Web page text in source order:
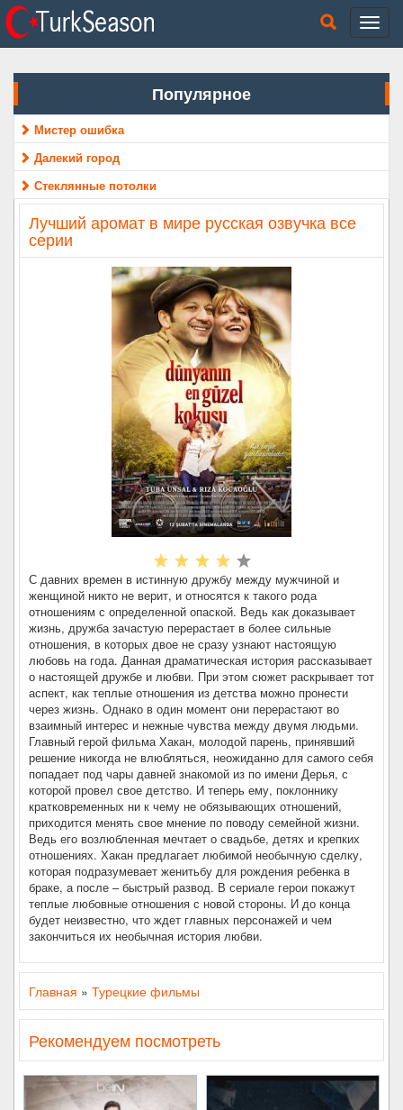
Популярное
Мистер ошибка
Далекий город
Стеклянные потолки
Лучший аромат в мире русская озвучка все
серии
С давних времен в истинную дружбу между мужчиной и
женщиной никто не верит, и относятся к такого рода
отношениям с определенной опаской. Ведь как доказывает
жизнь, дружба зачастую перерастает в более сильные
отношения, в которых двое не сразу узнают настоящую
любовь на года. Данная драматическая история рассказывает
о настоящей дружбе и любви. При этом сюжет раскрывает тот
аспект, как теплые отношения из детства можно пронести
через жизнь. Однако в один момент они перерастают во
взаимный интерес и нежные чувства между двумя людьми.
Главный герой фильма Хакан, молодой парень, принявший
решение никогда не влюбляться, неожиданно для самого себя
попадает под чары давней знакомой из по имени Дерья, с
которой провел свое детство. И теперь ему, поклоннику
кратковременных ни к чему не обязывающих отношений,
приходится менять свое мнение по поводу семейной жизни.
Ведь его возлюбленная мечтает о свадьбе, детях и крепких
отношениях. Хакан предлагает любимой необычную сделку,
которая подразумевает женитьбу для рождения ребенка в
браке, а после – быстрый развод. В сериале герои покажут
теплые любовные отношения с новой стороны. И до конца
будет неизвестно, что ждет главных персонажей и чем
закончиться их необычная история любви.
Главная » Турецкие фильмы
Рекомендуем посмотреть